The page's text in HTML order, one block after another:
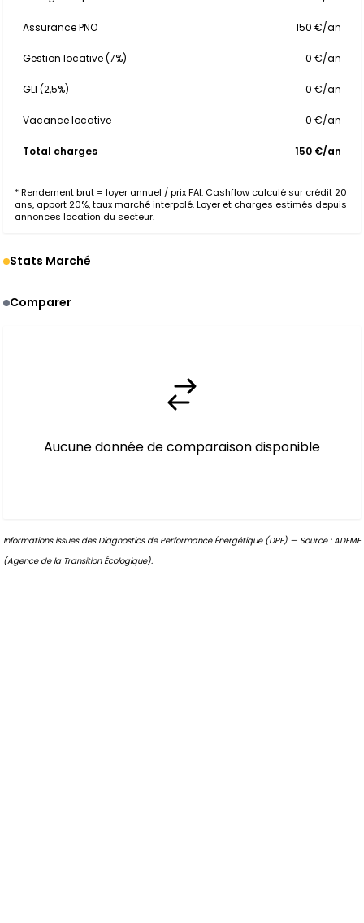
Assurance PNO 150 €/an
Gestion locative (7%) 0 €/an
GLI (2,5%) 0 €/an
Vacance locative 0 €/an
Total charges 150 €/an
* Rendement brut = loyer annuel / prix FAI. Cashflow calculé sur crédit 20
ans, apport 20%, taux marché interpolé. Loyer et charges estimés depuis
annonces location du secteur.
Stats Marché
Comparer
Aucune donnée de comparaison disponible
Informations issues des Diagnostics de Performance Énergétique (DPE) — Source : ADEME
(Agence de la Transition Écologique).